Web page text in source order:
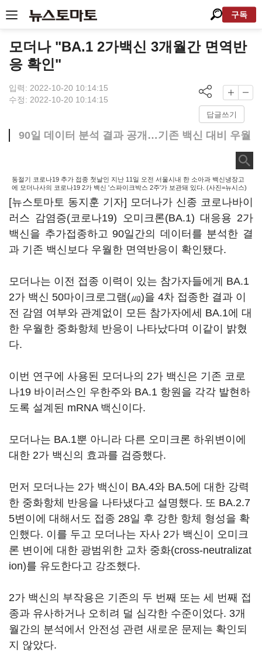
구독
모더나 "BA.1 2가백신 3개월간 면역반
응 확인"
입력: 2022-10-20 10:14:15
수정: 2022-10-20 10:14:15
답글쓰기
90일 데이터 분석 결과 공개…기존 백신 대비 우월
동절기 코로나19 추가 접종 첫날인 지난 11일 오전 서울시내 한 소아과 백신냉장고
에 모더나사의 코로나19 2가 백신 '스파이크박스 2주'가 보관돼 있다. (사진=뉴시스)
[뉴스토마토 동지훈 기자] 모더나가 신종 코로나바이
러스 감염증(코로나19) 오미크론(BA.1) 대응용 2가
백신을 추가접종하고 90일간의 데이터를 분석한 결
과 기존 백신보다 우월한 면역반응이 확인됐다.
모더나는 이전 접종 이력이 있는 참가자들에게 BA.1
2가 백신 50마이크로그램(㎍)을 4차 접종한 결과 이
전 감염 여부와 관계없이 모든 참가자에세 BA.1에 대
한 우월한 중화항체 반응이 나타났다며 이같이 밝혔
다.
이번 연구에 사용된 모더나의 2가 백신은 기존 코로
나19 바이러스인 우한주와 BA.1 항원을 각각 발현하
도록 설계된 mRNA 백신이다.
모더나는 BA.1뿐 아니라 다른 오미크론 하위변이에
대한 2가 백신의 효과를 검증했다.
먼저 모더나는 2가 백신이 BA.4와 BA.5에 대한 강력
한 중화항체 반응을 나타냈다고 설명했다. 또 BA.2.7
5변이에 대해서도 접종 28일 후 강한 항체 형성을 확
인했다. 이를 두고 모더나는 자사 2가 백신이 오미크
론 변이에 대한 광범위한 교차 중화(cross-neutralizat
ion)를 유도한다고 강조했다.
2가 백신의 부작용은 기존의 두 번째 또는 세 번째 접
종과 유사하거나 오히려 덜 심각한 수준이었다. 3개
월간의 분석에서 안전성 관련 새로운 문제는 확인되
지 않았다.